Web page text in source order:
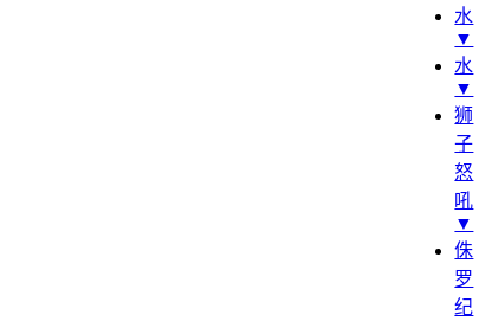
水
▼
水
▼
狮
子
怒
吼
▼
侏
罗
纪